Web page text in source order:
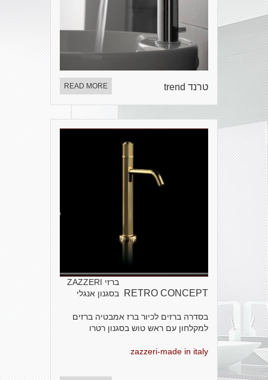
טרנד trend READ MORE
RETRO CONCEPT
ברזי ZAZZERI
בסגנון אנגלי
בסדרה ברזים לכיור ברז אמבטיה ברזים
למקלחון עם ראש טוש בסגנון רטרו
zazzeri-made in italy